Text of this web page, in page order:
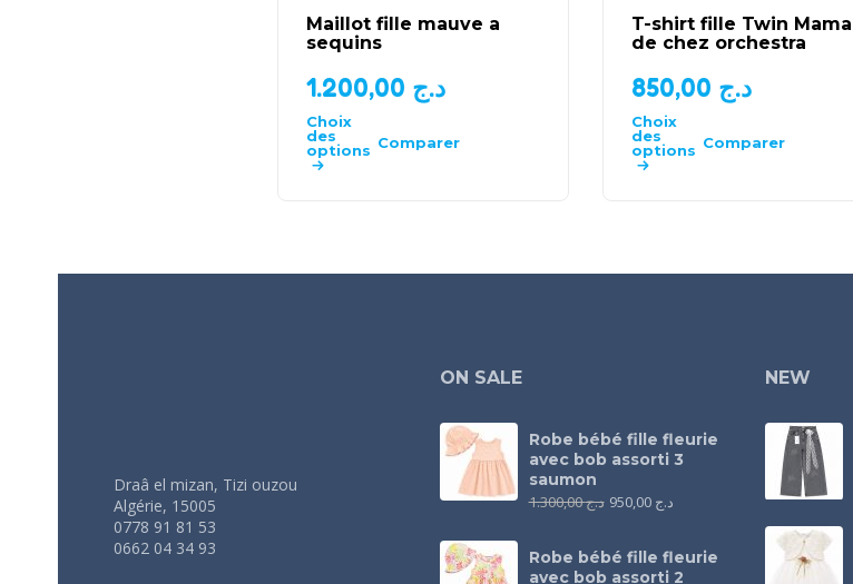
Maillot fille mauve a
sequins
د.ج
Choix
des
options Comparer
T-shirt fille Twin Mama
de chez orchestra
د.ج
Choix
des
options Comparer
Draâ el mizan, Tizi ouzou
Algérie, 15005
0778 91 81 53
0662 04 34 93
ON SALE
Robe bébé fille fleurie
avec bob assorti 3
saumon
د.ج1.300,00 د.ج 950,00
Robe bébé fille fleurie
avec bob assorti 2
NEW